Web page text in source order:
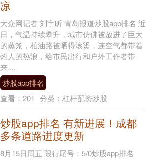
凉​
大众网记者 刘宇昕 青岛报道炒股app排名 近
日，气温持续攀升，城市仿佛被放进了巨大
的蒸笼，柏油路被晒得滚烫，连空气都带着
灼人的热浪，给市民出行和户外工作者带
来....
炒股app排名
查看： 201 分类： 杠杆配资炒股
炒股app排名 有新进展！成都
多条道路进度更新
8月15日周五 限行尾号：5/0炒股app排名